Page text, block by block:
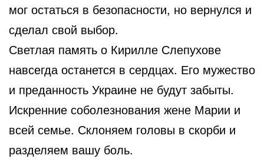
мог остаться в безопасности, но вернулся и
сделал свой выбор.
Светлая память о Кирилле Слепухове
навсегда останется в сердцах. Его мужество
и преданность Украине не будут забыты.
Искренние соболезнования жене Марии и
всей семье. Склоняем головы в скорби и
разделяем вашу боль.